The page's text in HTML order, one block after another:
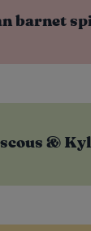
barnet
&